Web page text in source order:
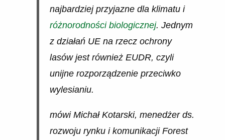
najbardziej przyjazne dla klimatu i
różnorodności biologicznej. Jednym
z działań UE na rzecz ochrony
lasów jest również EUDR, czyli
unijne rozporządzenie przeciwko
wylesianiu.
mówi Michał Kotarski, menedżer ds.
rozwoju rynku i komunikacji Forest